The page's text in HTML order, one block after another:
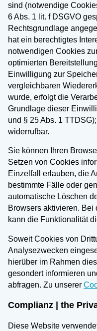
sind (notwendige
6 Abs. 1 lit. f DSGVO
Rechtsgrundlage
hat ein berechtigtes
notwendigen Cookies
optimierten
Einwilligung zur
vergleichbaren
wurde, erfolgt die
Grundlage dieser
und § 25 Abs. 1
widerrufbar.
Sie können Ihren
Setzen von Cookies
Einzelfall erlauben, die
bestimmte Fälle oder
automatische Löschen
Browsers aktivieren.
kann die Funktionalität
Soweit Cookies von
Analysezwecken
hierüber im Rahmen
gesondert informieren
abfragen. Zu unserer
Complianz | the
Diese Website